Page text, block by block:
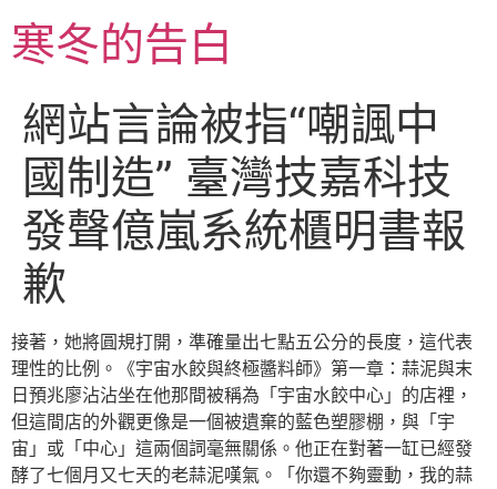
至
主寒冬的告白
網站言論被指“嘲諷中
國制造” 臺灣技嘉科技
發聲億嵐系統櫃明書報
歉
接著，她將圓規打開，準確量出七點五公分的長度，這代表
理性的比例。《宇宙水餃與終極醬料師》第一章：蒜泥與末
日預兆廖沾沾坐在他那間被稱為「宇宙水餃中心」的店裡，
但這間店的外觀更像是一個被遺棄的藍色塑膠棚，與「宇
宙」或「中心」這兩個詞毫無關係。他正在對著一缸已經發
酵了七個月又七天的老蒜泥嘆氣。「你還不夠靈動，我的蒜